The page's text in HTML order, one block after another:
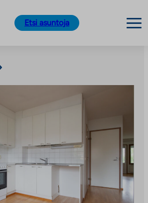
Etsi asuntoja